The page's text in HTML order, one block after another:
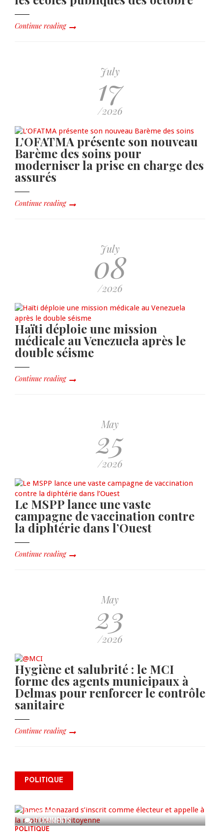
Continue reading
July
17
/2026
L’OFATMA présente son nouveau
Barème des soins pour
moderniser la prise en charge des
assurés
Continue reading
July
08
/2026
Haïti déploie une mission
médicale au Venezuela après le
double séisme
Continue reading
May
25
/2026
Le MSPP lance une vaste
campagne de vaccination contre
la diphtérie dans l’Ouest
Continue reading
May
23
/2026
Hygiène et salubrité : le MCI
forme des agents municipaux à
Delmas pour renforcer le contrôle
sanitaire
Continue reading
POLITIQUE
0 COMMENTS
James Monazard s’inscrit comme
électeur et appelle à la
AUG 07, 2026
POLITIQUE